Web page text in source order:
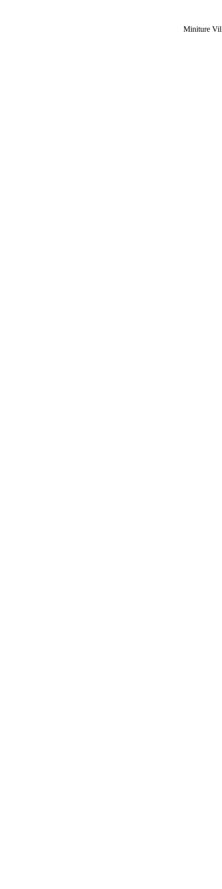
Miniture